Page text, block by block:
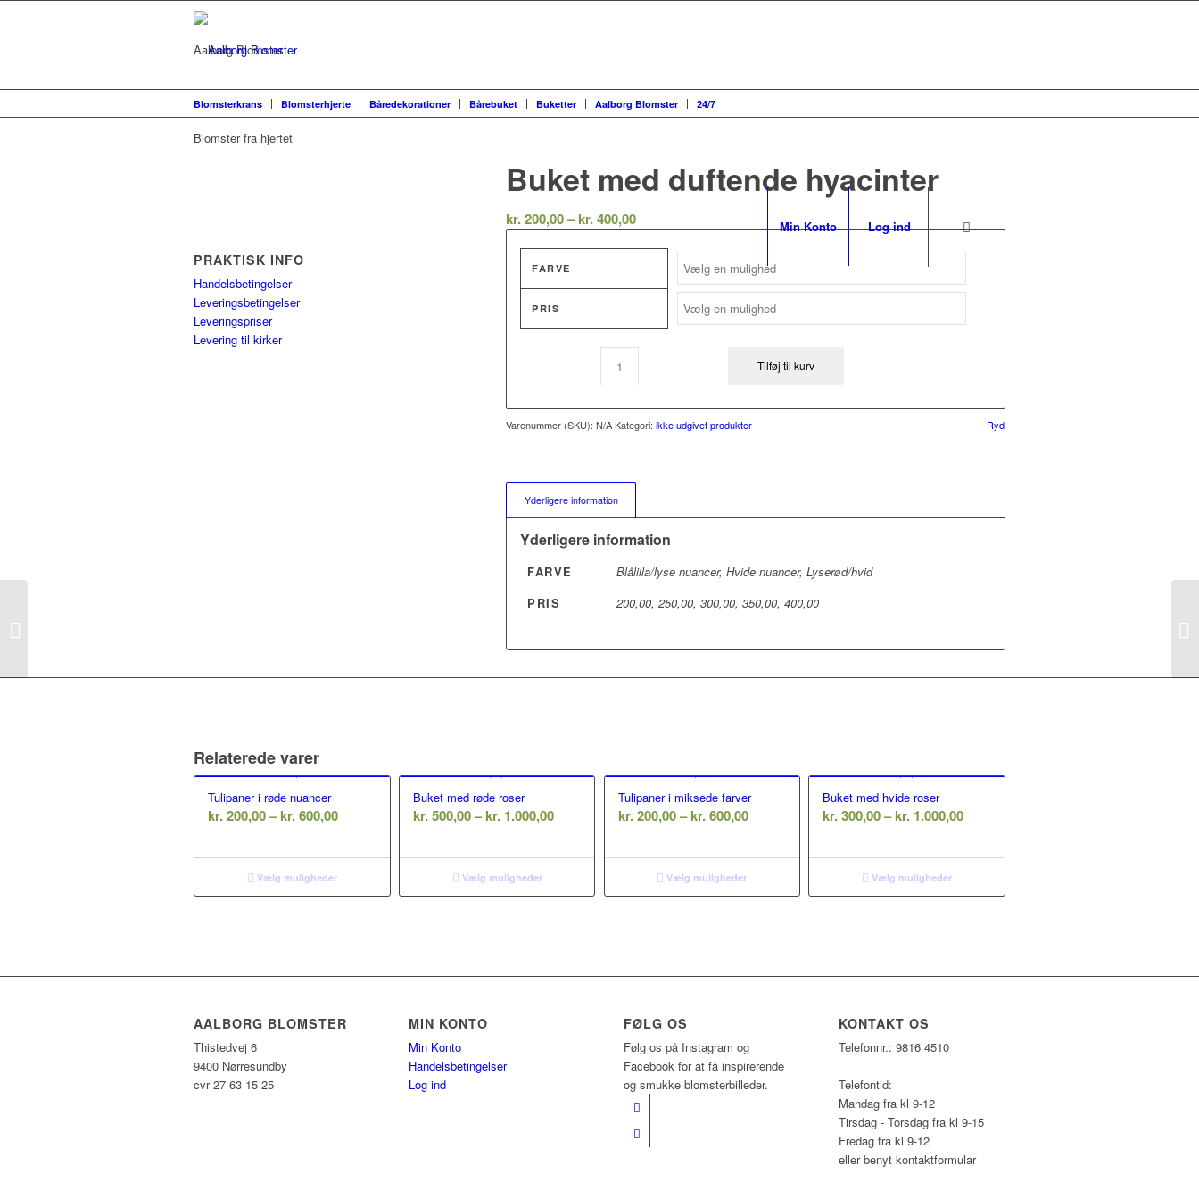
Aalborg Blomster
Blomster fra hjertet
Min Konto Log ind
Blomsterkrans Blomsterhjerte Båredekorationer Bårebuket Buketter Aalborg Blomster 24/7
PRAKTISK INFO
Handelsbetingelser
Leveringsbetingelser
Leveringspriser
Levering til kirker
Buket med duftende hyacinter
kr.200,00– kr.400,00Prisinterval:
kr. 400,00
FARVE
PRIS
Ryd
Tilføj til kurv
Varenummer (SKU):N/A Kategori:ikke udgivet produkter
Yderligere information
Yderligere information
FARVE
Blålilla/lyse nuancer, Hvide nuancer, Lyserød/hvid
PRIS
200,00, 250,00, 300,00, 350,00, 400,00
Relaterede varer
Tulipaner i røde nuancer
kr.200,00– kr.600,00Prisinterval:
til
Vælg muligheder
Buket med røde roser
kr.500,00– kr.1.000,00Prisinterval:
til
Vælg muligheder
Tulipaner i miksede farver
kr.200,00– kr.600,00Prisinterval:
til
Vælg muligheder
Buket med hvide roser
kr.300,00– kr. 1.000,00Prisinterval:
til
Vælg muligheder
AALBORG BLOMSTER
Thistedvej 6
9400 Nørresundby
cvr 27 63 15 25
MIN KONTO
Min Konto
Handelsbetingelser
Log ind
FØLG OS
Følg os på Instagram og
Facebook for at få inspirerende
og smukke blomsterbilleder.
KONTAKT OS
Telefonnr.: 9816 4510
Telefontid:
Mandag fra kl 9-12
Tirsdag - Torsdag fra kl 9-15
Fredag fra kl 9-12
eller benyt kontaktformular